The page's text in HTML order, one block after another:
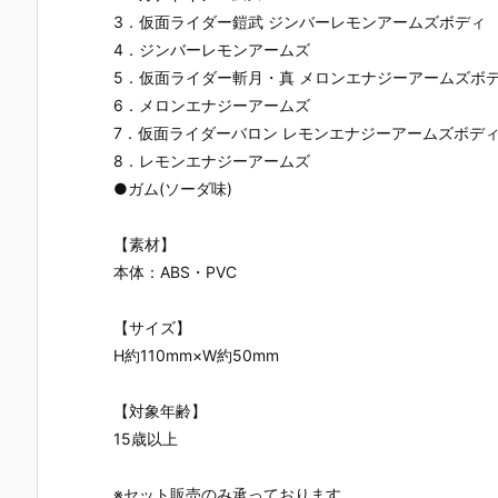
3．仮面ライダー鎧武 ジンバーレモンアームズボディ
4．ジンバーレモンアームズ
5．仮面ライダー斬月・真 メロンエナジーアームズボ
6．メロンエナジーアームズ
7．仮面ライダーバロン レモンエナジーアームズボデ
8．レモンエナジーアームズ
●ガム(ソーダ味)
【素材】
本体：ABS・PVC
【サイズ】
H約110mm×W約50mm
【対象年齢】
15歳以上
※セット販売のみ承っております。